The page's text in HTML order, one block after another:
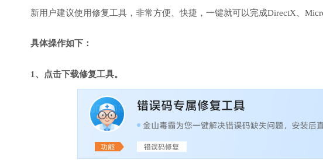
新用户建议使用修复工具，非常方便、快捷，一键就可以完成DirectX、
具体操作如下：
1、点击下载修复工具。